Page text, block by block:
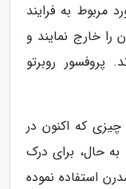
مربوط به فرایند
را خارج نمایند و
روبرتو
چیزی که اکنون در
حال، برای درک
استفاده نموده